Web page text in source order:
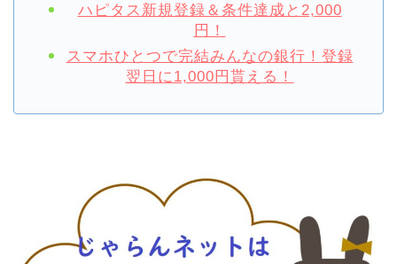
ハピタス新規登録＆条件達成と2,000
円！
スマホひとつで完結みんなの銀行！登録
翌日に1,000円貰える！